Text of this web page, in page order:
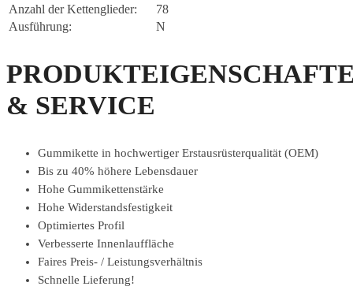
Anzahl der Kettenglieder:
78
Ausführung:
N
& SERVICE
Gummikette in hochwertiger Erstausrüsterqualität (OEM)
Bis zu 40% höhere Lebensdauer
Hohe Gummikettenstärke
Hohe Widerstandsfestigkeit
Optimiertes Profil
Verbesserte Innenlauffläche
Faires Preis- / Leistungsverhältnis
Schnelle Lieferung!